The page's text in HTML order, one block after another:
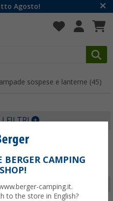
Agosto!
sospese e lanterne (45)
I FILTRI
Pagina 1 da 2
BERGER CAMPING
camping.it.
to the store in English?